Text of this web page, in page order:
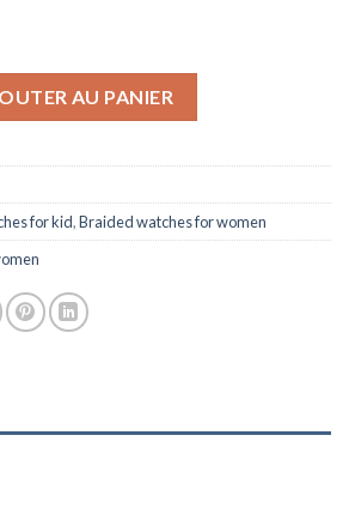
AU PANIER
for kid,Braided watches for women